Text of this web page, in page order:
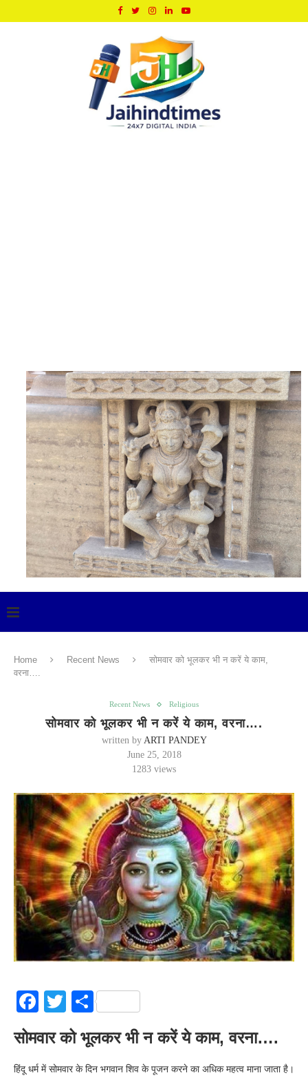
Home Recent News
सोमवार को भूलकर भी न करें ये काम,
वरना….
Recent News Religious
सोमवार को भूलकर भी न करें ये काम, वरना….
written by ARTI PANDEY
June 25, 2018
1283 views
Facebook
Twitter
Share
सोमवार को भूलकर भी न करें ये काम, वरना….
हिंदू धर्म में सोमवार के दिन भगवान शिव के पूजन करने का अधिक महत्व माना जाता है।